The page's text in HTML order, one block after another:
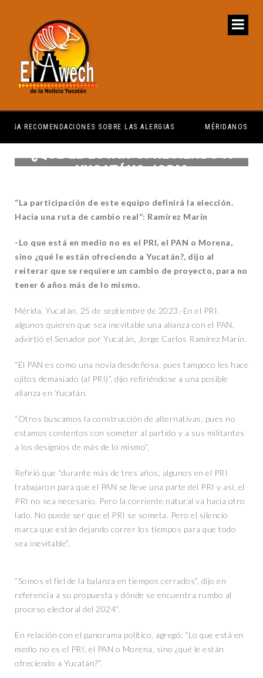
MÉRIDANOS MERECEN TENER SERVICIOS PÚBLICOS
¿QUÉ LE ESTÁN OFRECIENDO A
YUCATÁN?:JCRM
“La participación de este equipo definirá la elección.
Hacia una ruta de cambio real”: Ramírez Marín
-Lo que está en medio no es el PRI, el PAN o Morena,
sino ¿qué le están ofreciendo a Yucatán?, dijo al
reiterar que se requiere un cambio de proyecto, para no
tener 6 años más de lo mismo.
Mérida, Yucatán, 25 de septiembre de 2023.-En el PRI,
algunos quieren que sea inevitable una alianza con el PAN,
advirtió el Senador por Yucatán, Jorge Carlos Ramírez Marín.
“El PAN es como una novia desdeñosa, pues tampoco les hace
ojitos demasiado (al PRI)”, dijo refiriéndose a una posible
alianza en Yucatán.
“Otros buscamos la construcción de alternativas, pues no
estamos contentos con someter al partido y a sus militantes
a los designios de más de lo mismo”.
Refirió que “durante más de tres años, algunos en el PRI
trabajaron para que el PAN se lleve una parte del PRI y así, el
PRI no sea necesario. Pero la corriente natural va hacia otro
lado. No puede ser que el PRI se someta. Pero el silencio
marca que están dejando correr los tiempos para que todo
sea inevitable”.
“Somos el fiel de la balanza en tiempos cerrados”, dijo en
referencia a su propuesta y dónde se encuentra rumbo al
proceso electoral del 2024”.
En relación con el panorama político, agregó: “Lo que está en
medio no es el PRI, el PAN o Morena, sino ¿qué le están
ofreciendo a Yucatán?”.